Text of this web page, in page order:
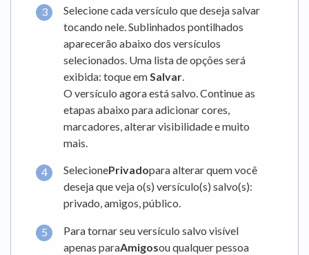
Selecione cada versículo que deseja salvar
tocando nele. Sublinhados pontilhados
aparecerão abaixo dos versículos
selecionados. Uma lista de opções será
exibida: toque emSalvar.
O versículo agora está salvo. Continue as
etapas abaixo para adicionar cores,
marcadores, alterar visibilidade e muito
mais.
SelecionePrivadopara alterar quem você
deseja que veja o(s) versículo(s) salvo(s):
privado, amigos, público.
Para tornar seu versículo salvo visível
apenas paraAmigosou qualquer pessoa